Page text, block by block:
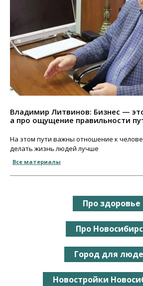
Владимир Литвинов: Бизнес —
а про ощущение правильности
На этом пути важны отношение к
делать жизнь людей лучше
Все материалы
Про здоровье
Про
Город для
Новостройки